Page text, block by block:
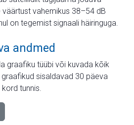
vahemikus 38–54 dB
on tegemist signaali häiringuga.
andmed
graafiku tüübi või kuvada kõik
sisaldavad 30 päeva
tunnis.